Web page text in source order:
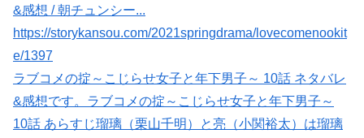
&感想 / 朝チュンシー...
https://storykansou.com/2021springdrama/lovecomenookit
e/1397
ラブコメの掟～こじらせ女子と年下男子～ 10話 ネタバレ
&感想です。ラブコメの掟～こじらせ女子と年下男子～
10話 あらすじ瑠璃（栗山千明）と亮（小関裕太）は瑠璃